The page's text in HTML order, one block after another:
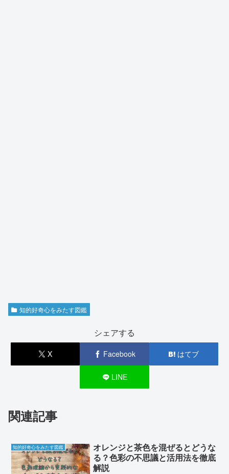
知的好奇心をみたす図鑑
シェアする
X Facebook はてブ
LINE
関連記事
知的好奇心をみたす図鑑
オレンジと茶色を混ぜるとどうな
る？色彩の不思議と活用法を徹底
解説